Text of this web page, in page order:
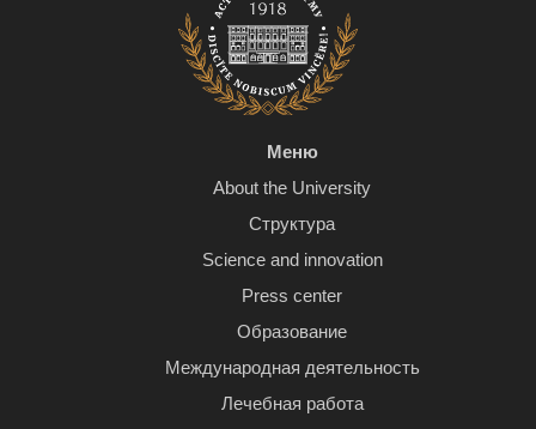
Меню
About the University
Структура
Science and innovation
Press center
Образование
Международная деятельность
Лечебная работа